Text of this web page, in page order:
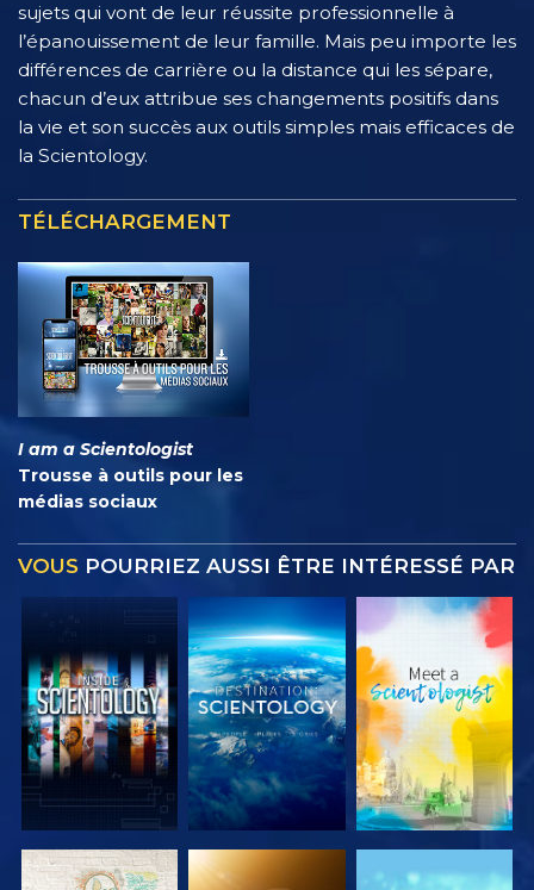
sujets qui vont de leur réussite professionnelle à
l’épanouissement de leur famille. Mais peu importe les
différences de carrière ou la distance qui les sépare,
chacun d’eux attribue ses changements positifs dans
la vie et son succès aux outils simples mais efficaces de
la Scientology.
TÉLÉCHARGEMENT
I am a Scientologist
Trousse à outils pour les
médias sociaux
VOUS POURRIEZ AUSSI ÊTRE INTÉRESSÉ PAR